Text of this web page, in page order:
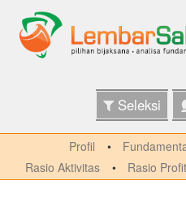
Seleksi
Profil
Rasio Aktivitas
Rasio